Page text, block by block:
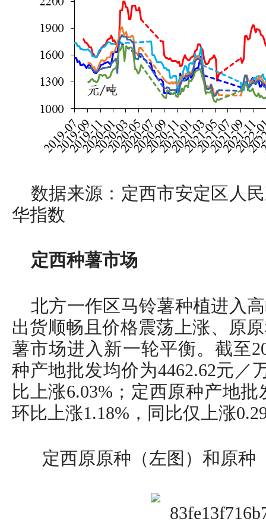
数据来源：定西市安定区人
华指数
定西种薯市场
北方一作区马铃薯种植进入
出货顺畅且价格震荡上涨、原
薯市场进入新一轮平衡。截至
种产地批发均价为4462.62元／
比上涨6.03%；定西原种产地
环比上涨1.18%，同比仅上涨
定西原原种（左图）和原种